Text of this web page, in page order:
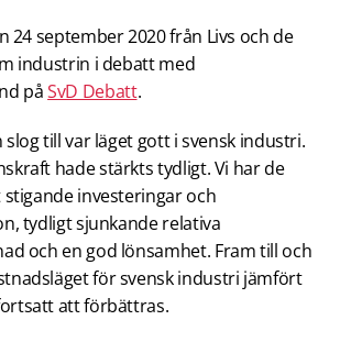
24 september 2020 från Livs och de
industrin i debatt med
påSvD Debatt.
till var läget gott i svensk industri.
hade stärkts tydligt. Vi har de
investeringar och
tydligt sjunkande relativa
och en god lönsamhet. Fram till och
för svensk industri jämfört
att förbättras.